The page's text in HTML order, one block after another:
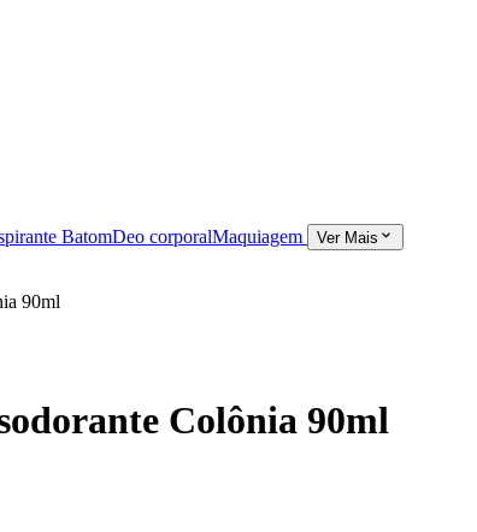
BatomDeo corporalMaquiagem Ver Mais
90ml
Colônia 90ml